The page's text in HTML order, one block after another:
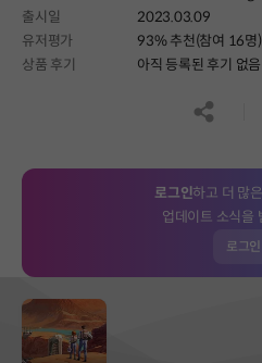
출시일
2023.03.09
유저평가
93% 추천(참여 16명)
상품 후기
아직 등록된 후기 없음
공유
로그인하고 더 많
업데이트 소식을
로그인